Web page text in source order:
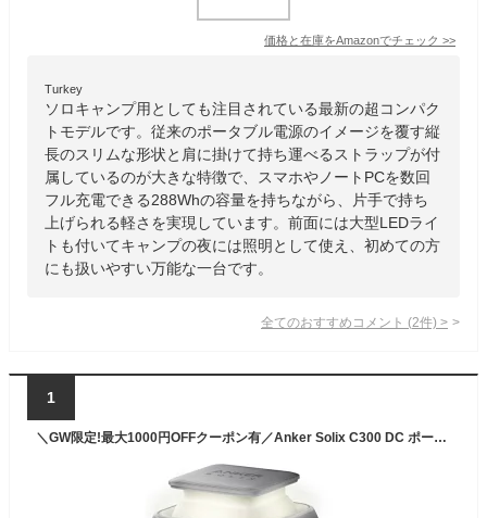
価格と在庫をAmazonでチェック >>
Turkey
ソロキャンプ用としても注目されている最新の超コンパク
トモデルです。従来のポータブル電源のイメージを覆す縦
長のスリムな形状と肩に掛けて持ち運べるストラップが付
属しているのが大きな特徴で、スマホやノートPCを数回
フル充電できる288Whの容量を持ちながら、片手で持ち
上げられる軽さを実現しています。前面には大型LEDライ
トも付いてキャンプの夜には照明として使え、初めての方
にも扱いやすい万能な一台です。
全てのおすすめコメント (2件) >
1
＼GW限定!最大1000円OFFクーポン有／Anker Solix C300 DC ポータブル電源 288Wh 小型軽量【ACポート非搭載】 (ダークグレー)